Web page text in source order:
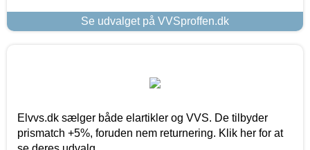
Se udvalget på VVSproffen.dk
Elvvs.dk sælger både elartikler og VVS. De tilbyder
prismatch +5%, foruden nem returnering. Klik her for at